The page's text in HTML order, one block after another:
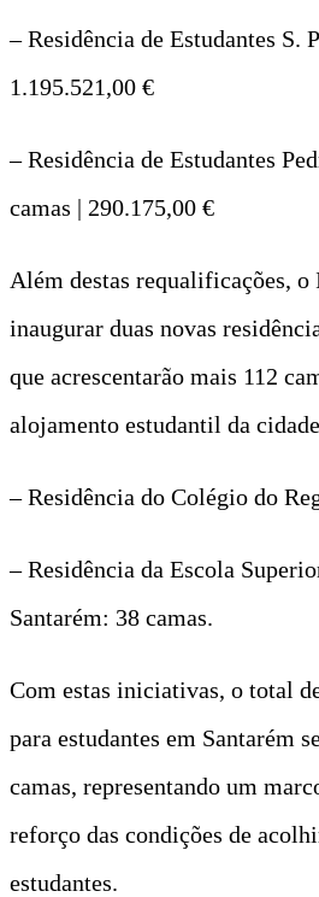
– Residência de Estudantes S.
1.195.521,00 €
– Residência de Estudantes
camas | 290.175,00 €
Além destas requalificações, o
inaugurar duas novas
que acrescentarão mais 112
alojamento estudantil da
– Residência do Colégio do
– Residência da Escola
Santarém: 38 camas.
Com estas iniciativas, o total
para estudantes em Santarém
camas, representando um
reforço das condições de
estudantes.